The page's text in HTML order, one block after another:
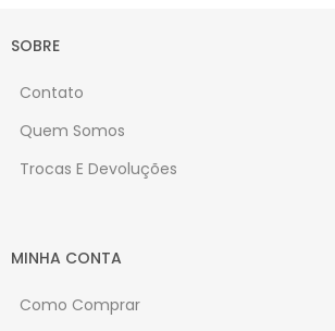
SOBRE
Contato
Quem Somos
Trocas E Devoluções
MINHA CONTA
Como Comprar